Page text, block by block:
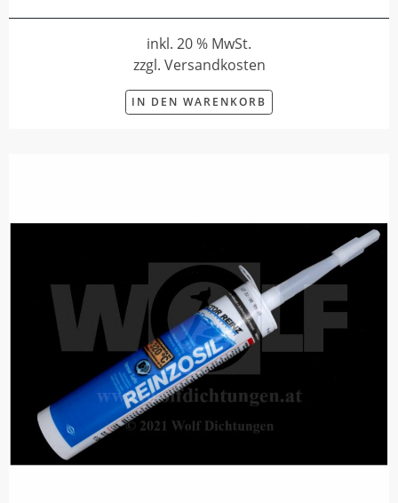
inkl. 20 % MwSt.
zzgl. Versandkosten
IN DEN WARENKORB